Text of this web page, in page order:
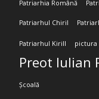
Patriarhia Română
Patriarhul Chiril
Patriarhul Kirill pictura
Preot Iulian
Școală